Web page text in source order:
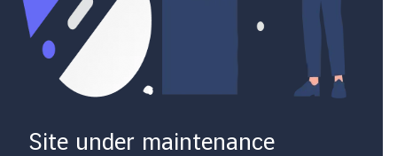
Site under maintenance